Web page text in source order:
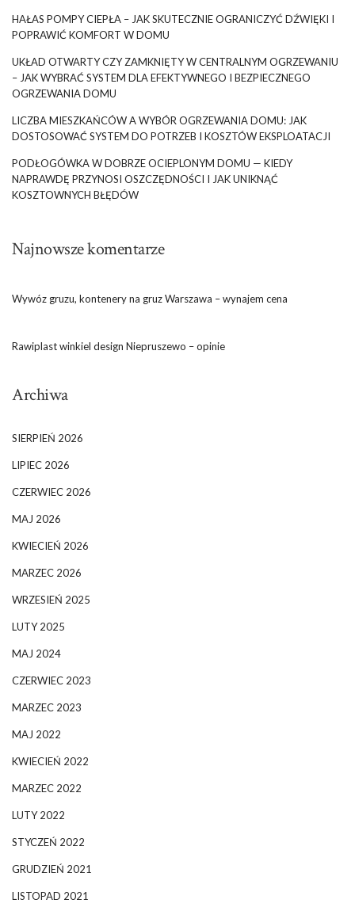
HAŁAS POMPY CIEPŁA – JAK SKUTECZNIE OGRANICZYĆ DŹWIĘKI I
POPRAWIĆ KOMFORT W DOMU
UKŁAD OTWARTY CZY ZAMKNIĘTY W CENTRALNYM OGRZEWANIU
– JAK WYBRAĆ SYSTEM DLA EFEKTYWNEGO I BEZPIECZNEGO
OGRZEWANIA DOMU
LICZBA MIESZKAŃCÓW A WYBÓR OGRZEWANIA DOMU: JAK
DOSTOSOWAĆ SYSTEM DO POTRZEB I KOSZTÓW EKSPLOATACJI
PODŁOGÓWKA W DOBRZE OCIEPLONYM DOMU — KIEDY
NAPRAWDĘ PRZYNOSI OSZCZĘDNOŚCI I JAK UNIKNĄĆ
KOSZTOWNYCH BŁĘDÓW
Najnowsze komentarze
Wywóz gruzu, kontenery na gruz Warszawa – wynajem cena
Rawiplast winkiel design Niepruszewo – opinie
Archiwa
SIERPIEŃ 2026
LIPIEC 2026
CZERWIEC 2026
MAJ 2026
KWIECIEŃ 2026
MARZEC 2026
WRZESIEŃ 2025
LUTY 2025
MAJ 2024
CZERWIEC 2023
MARZEC 2023
MAJ 2022
KWIECIEŃ 2022
MARZEC 2022
LUTY 2022
STYCZEŃ 2022
GRUDZIEŃ 2021
LISTOPAD 2021